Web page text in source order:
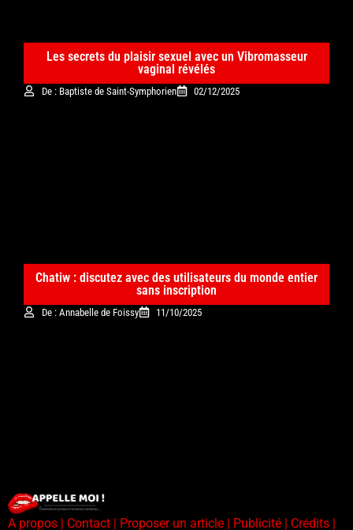
Les secrets du plaisir sexuel avec un Vibromasseur
vaginal révélés
De : Baptiste de Saint-Symphorien 02/12/2025
Chatiw : discutez avec des utilisateurs du monde entier
sans inscription
De : Annabelle de Foissy 11/10/2025
A propos | Contact | Proposer un article | Publicité | Crédits |